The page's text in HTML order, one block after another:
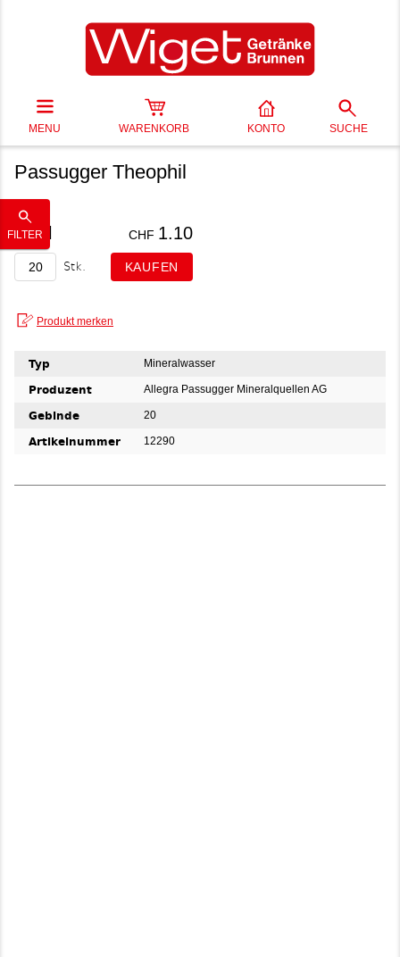
MENU WARENKORB KONTO SUCHE
FILTER
Passugger Theophil
27 cl CHF 1.10
Stk.
Typ Mineralwasser
Produzent Allegra Passugger Mineralquellen AG
Gebinde 20
Artikelnummer 12290